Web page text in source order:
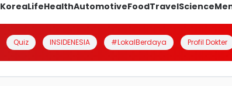
KoreaLifeHealthAutomotiveFoodTravelScience
Quiz INSIDENESIA #LokalBerdaya Profil Dokter